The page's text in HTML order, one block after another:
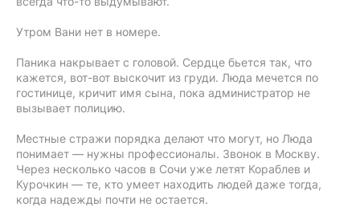
Утром Вани нет в номере.
Паника накрывает с головой. Сердце бьется так, что
кажется, вот-вот выскочит из груди. Люда мечется по
гостинице, кричит имя сына, пока администратор не
вызывает полицию.
Местные стражи порядка делают что могут, но Люда
понимает — нужны профессионалы. Звонок в Москву.
Через несколько часов в Сочи уже летят Кораблев и
Курочкин — те, кто умеет находить людей даже тогда,
когда надежды почти не остается.